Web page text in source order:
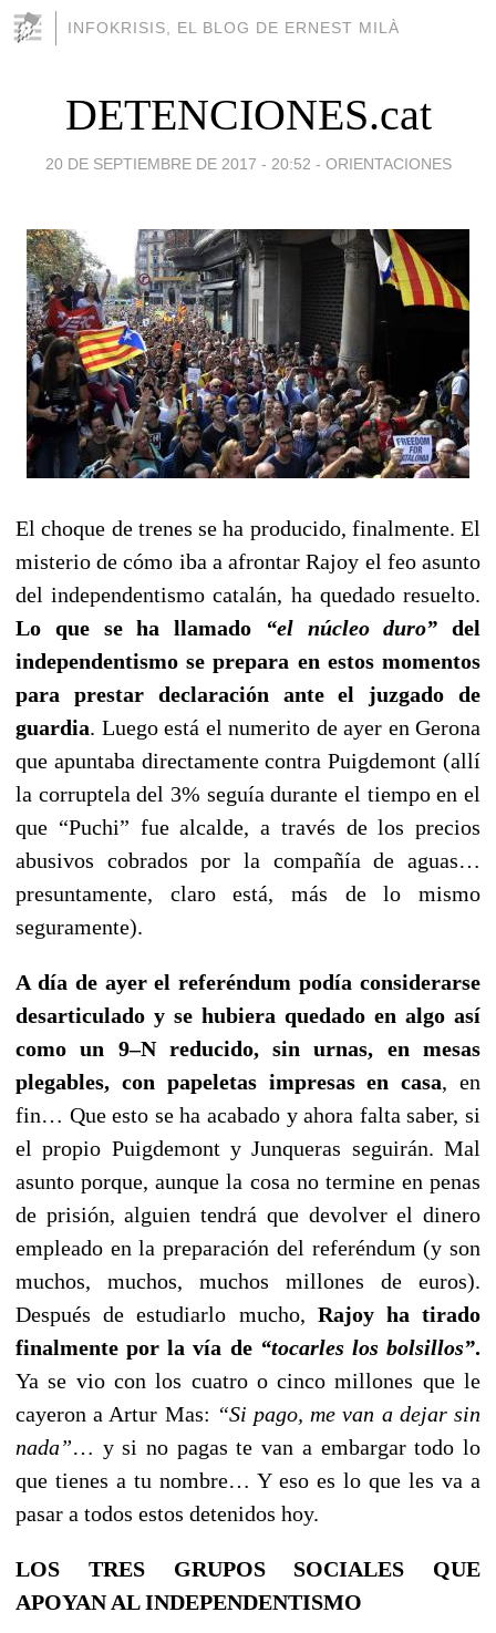
INFOKRISIS, EL BLOG DE ERNEST MILÀ
DETENCIONES.cat
20 DE SEPTIEMBRE DE 2017 - 20:52 - ORIENTACIONES
El choque de trenes se ha producido, finalmente. El
misterio de cómo iba a afrontar Rajoy el feo asunto
del independentismo catalán, ha quedado resuelto.
Lo que se ha llamado
“el núcleo duro” del
independentismo se prepara en estos momentos
para prestar declaración ante el juzgado de
guardia. Luego está el numerito de ayer en Gerona
que apuntaba directamente contra Puigdemont (allí
la corruptela del 3% seguía durante el tiempo en el
que “Puchi” fue alcalde, a través de los precios
abusivos cobrados por la compañía de aguas…
presuntamente, claro está, más de lo mismo
seguramente).
A día de ayer el referéndum podía considerarse
desarticulado y se hubiera quedado en algo así
como un 9–N reducido, sin urnas, en mesas
plegables, con papeletas impresas en casa, en
fin… Que esto se ha acabado y ahora falta saber, si
el propio Puigdemont y Junqueras seguirán. Mal
asunto porque, aunque la cosa no termine en penas
de prisión, alguien tendrá que devolver el dinero
empleado en la preparación del referéndum (y son
muchos, muchos, muchos millones de euros).
Después de estudiarlo mucho, Rajoy ha tirado
finalmente por la vía de “tocarles los bolsillos”.
Ya se vio con los cuatro o cinco millones que le
cayeron a Artur Mas: “Si pago, me van a dejar sin
nada”… y si no pagas te van a embargar todo lo
que tienes a tu nombre… Y eso es lo que les va a
pasar a todos estos detenidos hoy.
LOS TRES GRUPOS SOCIALES QUE
APOYAN AL INDEPENDENTISMO